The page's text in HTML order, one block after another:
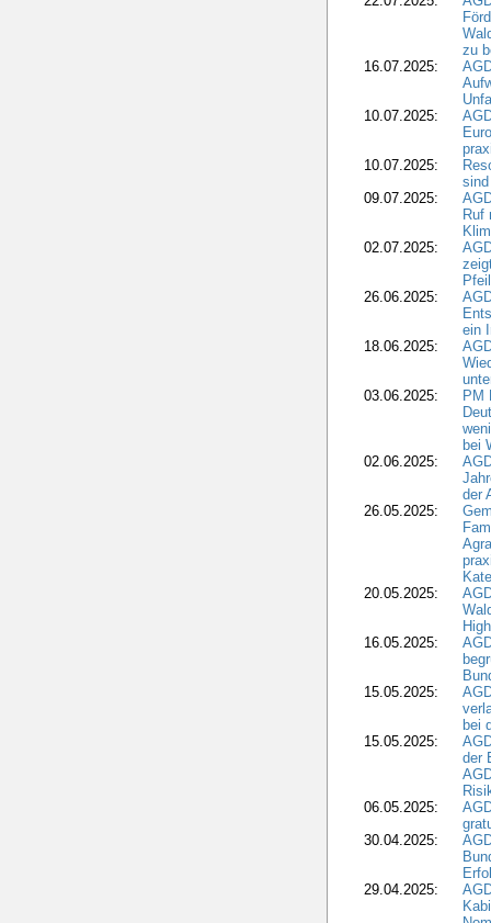
zu
16.07.2025:
10.07.2025:
10.07.2025:
09.07.2025:
Ruf
02.07.2025:
26.06.2025:
ein
18.06.2025:
03.06.2025:
PM
bei
02.06.2025:
der
26.05.2025:
20.05.2025:
16.05.2025:
15.05.2025:
bei
15.05.2025:
der
06.05.2025:
30.04.2025:
29.04.2025: